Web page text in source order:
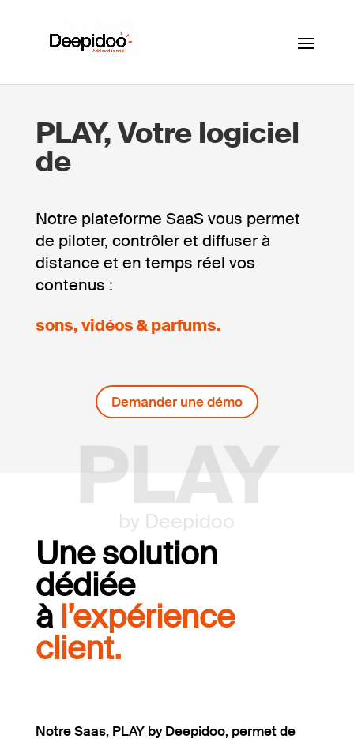
PLAY, Votre logiciel
de
Notre plateforme SaaS vous permet
de piloter, contrôler et diffuser à
distance et en temps réel vos
contenus :
sons, vidéos & parfums.
Demander une démo
PLAY
by Deepidoo
Une solution
dédiée
à l’expérience
client.
Notre Saas, PLAY by Deepidoo, permet de